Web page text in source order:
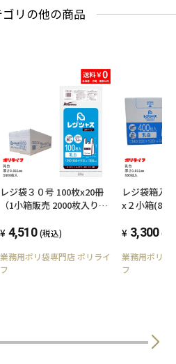
ゴリの他の商品
レジ袋３０号 100枚x20冊
（1小箱販売 2000枚入り）
30-1kb
4,510 (税込)
業務用ポリ袋専門店 ポリライ
フ
レジ袋箱入
x２小箱(800
3,300 (税
業務用ポリ袋
フ